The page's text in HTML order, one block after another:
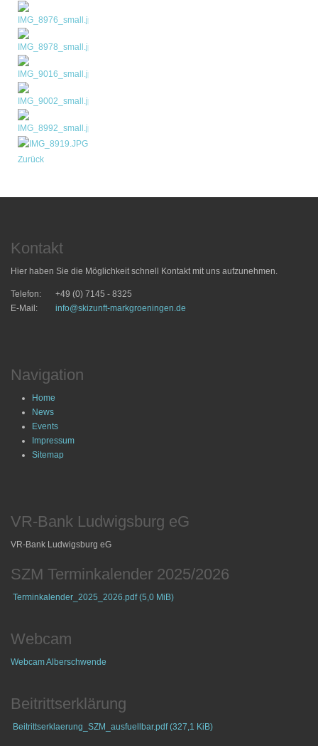
Zurück
Kontakt
Hier haben Sie die Möglichkeit schnell Kontakt mit uns aufzunehmen.
Telefon:
+49 (0) 7145 - 8325
E-Mail:
info@skizunft-markgroeningen.de
Navigation
Home
News
Events
Impressum
Sitemap
VR-Bank Ludwigsburg eG
VR-Bank Ludwigsburg eG
SZM Terminkalender 2025/2026
Terminkalender_2025_2026.pdf(5,0 MiB)
Webcam
Webcam Alberschwende
Beitrittserklärung
Beitrittserklaerung_SZM_ausfuellbar.pdf(327,1 KiB)